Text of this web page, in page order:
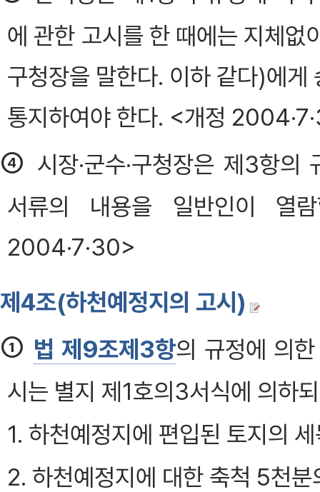
에 관한 고시를 한 때에는 지체없
구청장을 말한다. 이하 같다)에
통지하여야 한다. <개정
④ 시장·군수·구청장은 제3항
서류의 내용을 일반인이 열
2004·7·30>
제4조(하천예정지의 고시)
① 법 제9조제3항의 규정에 의
시는 별지 제1호의3서식에 의하
1. 하천예정지에 편입된 토지의
2. 하천예정지에 대한 축척 5천